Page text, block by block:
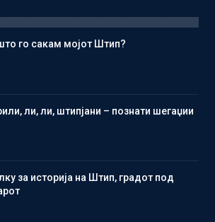
го сакам мојот Штип?
ли, ли, штипјани – познати шегаџии
за историја на Штип, градот под